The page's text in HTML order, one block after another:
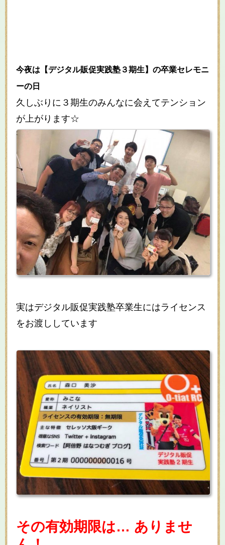
今夜は【デジタル販促実践塾３期生】の卒業セレモニ
ーの日
久しぶりに３期生のみんなに会えてテンション
が上がります☆
実はデジタル販促実践塾卒業生にはライセンス
をお渡ししています
その有効期限は… ありませ